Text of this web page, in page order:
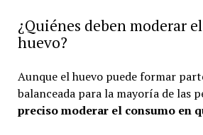
¿Quiénes deben moderar
huevo?
Aunque el huevo puede formar
balanceada para la mayoría de las
preciso moderar el consumo en